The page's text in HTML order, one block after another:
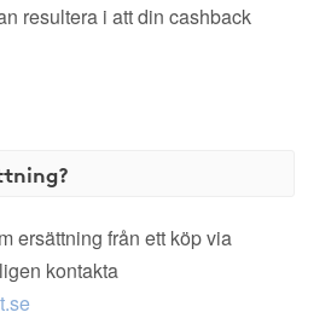
resultera i att din cashback
ersättning från ett köp via
kontakta